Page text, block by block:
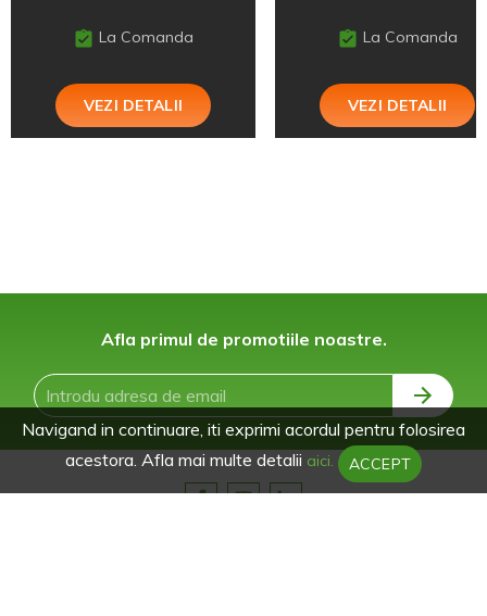
La Comanda
VEZI DETALII
La Comanda
VEZI DETALII
Afla primul de promotiile noastre.
Navigand in continuare, iti exprimi acordul pentru folosirea
acestora. Afla mai multe detalii aici. ACCEPT